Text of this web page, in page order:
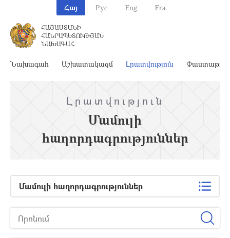
Հայ Рус Eng Fra
ՀԱՅԱՍՏԱՆԻ
ՀԱՆՐԱՊԵՏՈՒԹՅԱՆ
ՆԱԽԱԳԱՀ
Նախագահ Աշխատակազմ Լրատվություն
Լրատվություն
Մամուլի
հաղորդագրություններ
Մամուլի հաղորդագրություններ